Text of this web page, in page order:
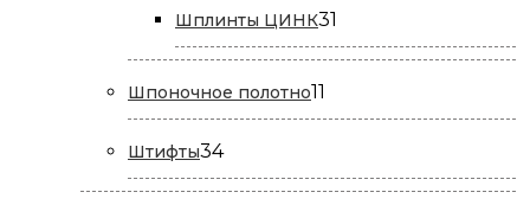
Шплинты ЦИНК31
товар
Шпоночное полотно11
товаров
Штифты3434
товара